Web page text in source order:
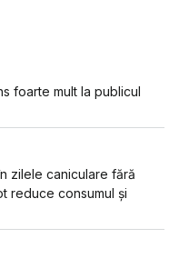
foarte mult la publicul
zilele caniculare fără
reduce consumul și